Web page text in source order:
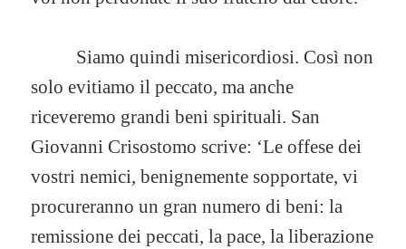
Siamo quindi misericordiosi. Così non
solo evitiamo il peccato, ma anche
riceveremo grandi beni spirituali. San
Giovanni Crisostomo scrive: ‘Le offese dei
vostri nemici, benignemente sopportate, vi
procureranno un gran numero di beni: la
remissione dei peccati, la pace, la liberazione